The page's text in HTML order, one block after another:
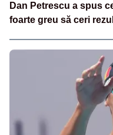
Dan Petrescu a spus
foarte greu să ceri